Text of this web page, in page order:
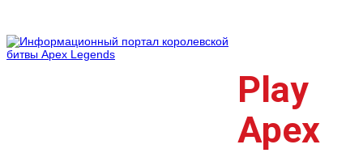
content
Play
Apex